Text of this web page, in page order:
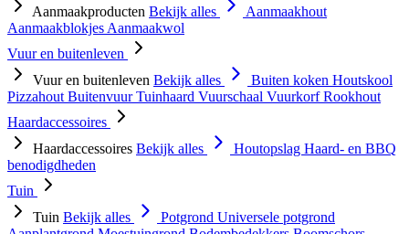
Aanmaakproducten Bekijk alles
Aanmaakhout
Aanmaakblokjes Aanmaakwol
Vuur en buitenleven
Vuur en buitenleven Bekijk alles Buiten koken Houtskool
Pizzahout BuitenvuurTuinhaard Vuurschaal VuurkorfRookhout
Haardaccessoires
Haardaccessoires Bekijk alles Houtopslag Haard- en BBQ
benodigdheden
Tuin
Tuin Bekijk alles Potgrond Universele potgrond